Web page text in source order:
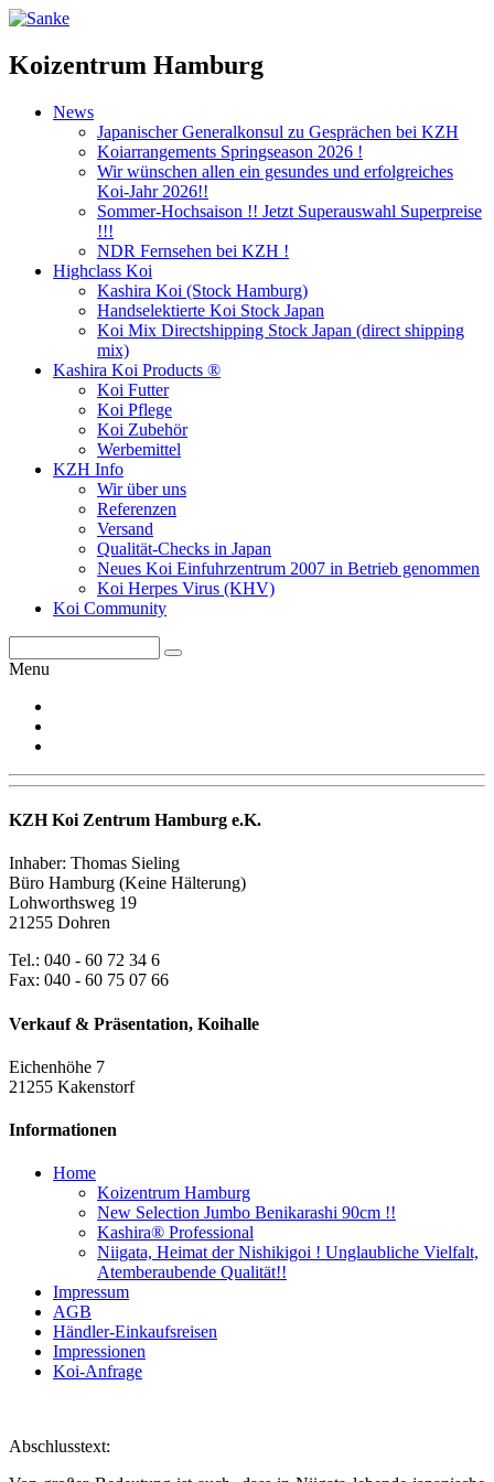
Koizentrum Hamburg
News
Japanischer Generalkonsul zu Gesprächen bei KZH
Koiarrangements Springseason 2026 !
Wir wünschen allen ein gesundes und erfolgreiches
Koi-Jahr 2026!!
Sommer-Hochsaison !! Jetzt Superauswahl Superpreise
!!!
NDR Fernsehen bei KZH !
Highclass Koi
Kashira Koi (Stock Hamburg)
Handselektierte Koi Stock Japan
Koi Mix Directshipping Stock Japan (direct shipping
mix)
Kashira Koi Products ®
Koi Futter
Koi Pflege
Koi Zubehör
Werbemittel
KZH Info
Wir über uns
Referenzen
Versand
Qualität-Checks in Japan
Neues Koi Einfuhrzentrum 2007 in Betrieb genommen
Koi Herpes Virus (KHV)
Koi Community
Menu
KZH Koi Zentrum Hamburg e.K.
Inhaber: Thomas Sieling
Büro Hamburg (Keine Hälterung)
Lohworthsweg 19
21255 Dohren
Tel.: 040 - 60 72 34 6
Fax: 040 - 60 75 07 66
Verkauf & Präsentation, Koihalle
Eichenhöhe 7
21255 Kakenstorf
Informationen
Home
Koizentrum Hamburg
New Selection Jumbo Benikarashi 90cm !!
Kashira® Professional
Niigata, Heimat der Nishikigoi ! Unglaubliche Vielfalt,
Atemberaubende Qualität!!
Impressum
AGB
Händler-Einkaufsreisen
Impressionen
Koi-Anfrage
Abschlusstext: